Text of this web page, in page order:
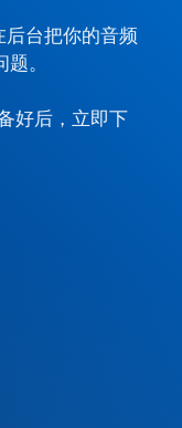
台把你的音频
。
好后，立即下